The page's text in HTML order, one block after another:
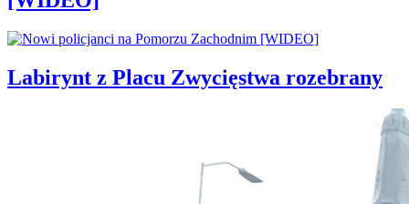
Labirynt z Placu Zwycięstwa rozebrany